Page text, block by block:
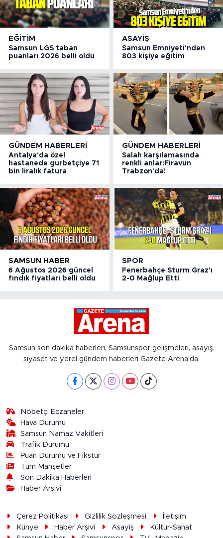
EĞITIM
Samsun LGS taban
puanları 2026 belli oldu
ASAYIŞ
Samsun Emniyeti'nden
803 kişiye eğitim
GÜNDEM HABERLERI
Antalya'da özel
hastanede gurbetçiye 71
bin liralık fatura
GÜNDEM HABERLERI
Salah karşılamasında
renkli anlar:Firavun
Trabzon'da!
SAMSUN HABER
6 Ağustos 2026 güncel
fındık fiyatları belli oldu
SPOR
Fenerbahçe Sturm Graz'ı
2-0 Mağlup Etti
Samsun son dakika haberleri, Samsunspor gelişmeleri, asayiş,
siyaset ve yerel gündem haberleri Gazete Arena’da.
Nöbetçi Eczaneler
Hava Durumu
Samsun Namaz Vakitleri
Trafik Durumu
Puan Durumu ve Fikstür
Tüm Manşetler
Son Dakika Haberleri
Haber Arşivi
Çerez Politikası Gizlilik Sözleşmesi
İletişim
Künye
Haber Arşivi Asayiş
Kültür-Sanat